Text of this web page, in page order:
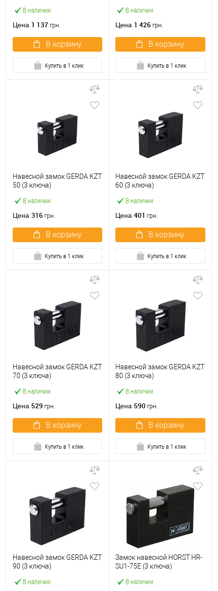
В наличии
Цена 1 137 грн.
В корзину
Купить в 1 клик
В наличии
Цена 1 426 грн.
В корзину
Купить в 1 клик
В наличии
Навесной замок GERDA KZT
50 (3 ключа)
Цена 316 грн.
В корзину
Купить в 1 клик
В наличии
Навесной замок GERDA KZT
60 (3 ключа)
Цена 401 грн.
В корзину
Купить в 1 клик
В наличии
Навесной замок GERDA KZT
70 (3 ключа)
Цена 529 грн.
В корзину
Купить в 1 клик
В наличии
Навесной замок GERDA KZT
80 (3 ключа)
Цена 590 грн.
В корзину
Купить в 1 клик
В наличии
Навесной замок GERDA KZT
90 (3 ключа)
В наличии
Замок навесной HORST HR-
SU1-75E (3 ключа)